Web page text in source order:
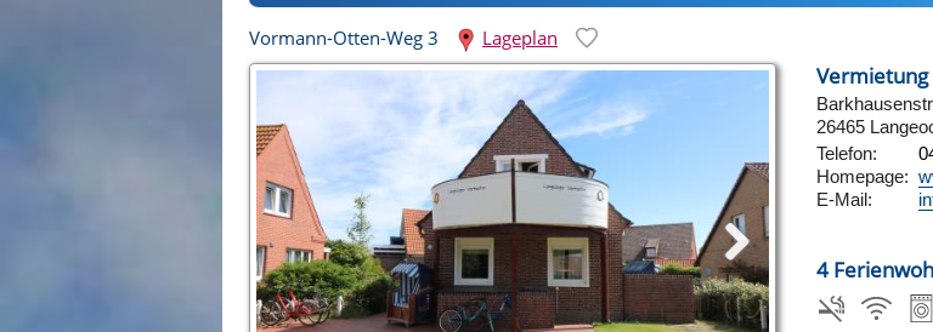
Vormann-Otten-Weg 3 Lageplan
26465
Telefon:
Homepage:
E-Mail:
4